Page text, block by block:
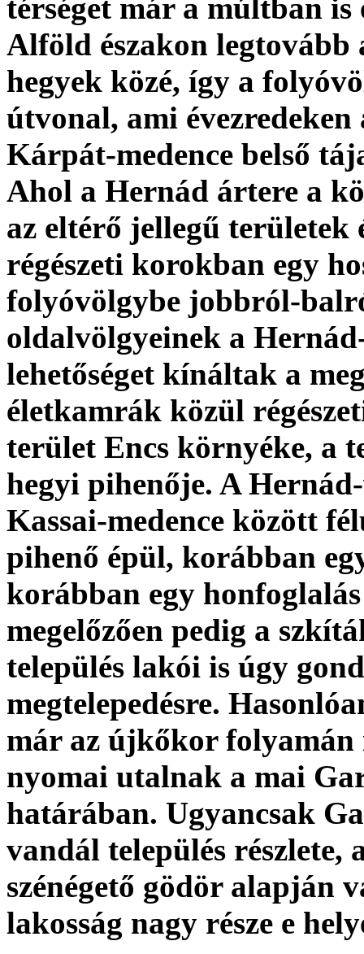
térséget már a múltban
Alföld északon legtovább
hegyek közé, így a
útvonal, ami
Kárpát-medence belső
Ahol a Hernád ártere a
az eltérő jellegű területek
régészeti korokban egy
folyóvölgybe jobbról-
oldalvölgyeinek a
lehetőséget kínáltak a
életkamrák közül
terület Encs környéke, a
hegyi pihenője. A
Kassai-medence között
pihenő épül, korábban
korábban egy
megelőzően pedig a
település lakói is úgy
megtelepedésre.
már az újkőkor folyamán
nyomai utalnak a mai
határában. Ugyancsak
vandál település
szénégető gödör alapján
lakosság nagy része e